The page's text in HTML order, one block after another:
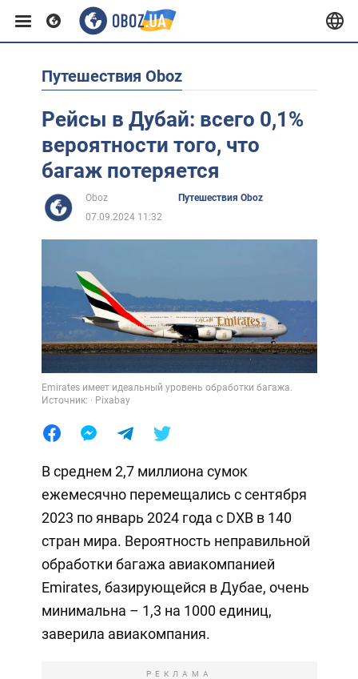
Европа
США
Африка
Лайфхаки
Путешествия Oboz
Рейсы в Дубай: всего 0,1%
вероятности того, что
багаж потеряется
Oboz
Путешествия Oboz
07.09.2024 11:32
Emirates имеет идеальный уровень обработки багажа.
Источник: · Pixabay
В среднем 2,7 миллиона сумок
ежемесячно перемещались с сентября
2023 по январь 2024 года с DXB в 140
стран мира. Вероятность неправильной
обработки багажа авиакомпанией
Emirates, базирующейся в Дубае, очень
минимальна – 1,3 на 1000 единиц,
заверила авиакомпания.
РЕКЛАМА